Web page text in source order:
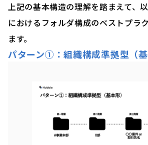
上記の基本構造の理解を踏まえて、
におけるフォルダ構成のベストプラ
ます。
パターン①：組織構成準拠型（基